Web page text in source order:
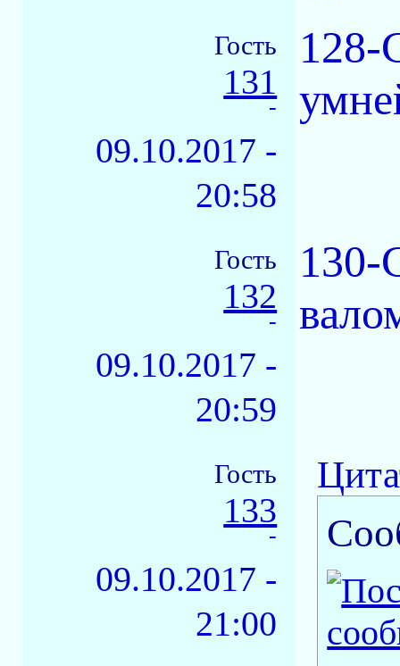
Гость
131
-
09.10.2017 -
20:58
128-
Гость
132
-
09.10.2017 -
20:59
130-
Гость
133
-
09.10.2017 -
21:00